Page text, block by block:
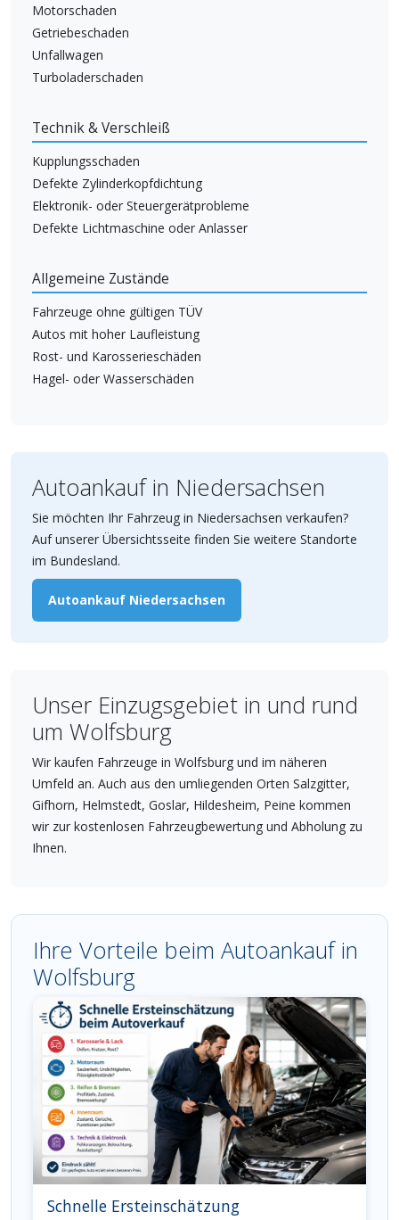
Motorschaden
Getriebeschaden
Unfallwagen
Turboladerschaden
Technik & Verschleiß
Kupplungsschaden
Defekte Zylinderkopfdichtung
Elektronik- oder Steuergerätprobleme
Defekte Lichtmaschine oder Anlasser
Allgemeine Zustände
Fahrzeuge ohne gültigen TÜV
Autos mit hoher Laufleistung
Rost- und Karosserieschäden
Hagel- oder Wasserschäden
Autoankauf in Niedersachsen
Sie möchten Ihr Fahrzeug in Niedersachsen verkaufen?
Auf unserer Übersichtsseite finden Sie weitere Standorte
im Bundesland.
Autoankauf Niedersachsen
Unser Einzugsgebiet in und rund
um Wolfsburg
Wir kaufen Fahrzeuge in Wolfsburg und im näheren
Umfeld an. Auch aus den umliegenden Orten Salzgitter,
Gifhorn, Helmstedt, Goslar, Hildesheim, Peine kommen
wir zur kostenlosen Fahrzeugbewertung und Abholung zu
Ihnen.
Ihre Vorteile beim Autoankauf in
Wolfsburg
Schnelle Ersteinschätzung